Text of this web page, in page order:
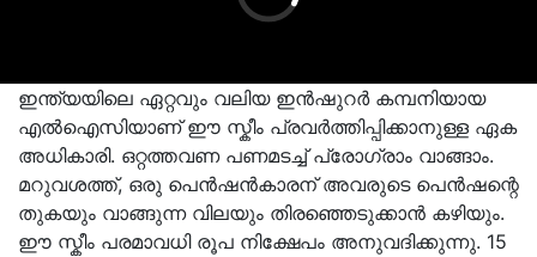
ഇന്ത്യയിലെ ഏറ്റവും വലിയ ഇൻഷുറർ കമ്പനിയായ
എൽഐസിയാണ് ഈ സ്കീം പ്രവർത്തിപ്പിക്കാനുള്ള ഏക
അധികാരി. ഒറ്റത്തവണ പണമടച്ച് പ്രോഗ്രാം വാങ്ങാം.
മറുവശത്ത്, ഒരു പെൻഷൻകാരന് അവരുടെ പെൻഷന്റെ
തുകയും വാങ്ങുന്ന വിലയും തിരഞ്ഞെടുക്കാൻ കഴിയും.
ഈ സ്കീം പരമാവധി രൂപ നിക്ഷേപം അനുവദിക്കുന്നു. 15